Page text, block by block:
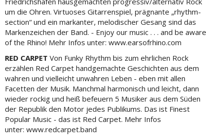
um die Ohren. Virtuoses Gitarrenspiel, prägnante „rhythm-
section“ und ein markanter, melodischer Gesang sind das
Markenzeichen der Band. - Enjoy our music . . . and be aware
of the Rhino! Mehr Infos unter: www.earsofrhino.com
RED CARPET Von Funky Rhythm bis zum ehrlichen Rock
erzählen Red Carpet handgemachte Geschichten aus dem
wahren und vielleicht unwahren Leben - eben mit allen
Facetten der Musik. Manchmal harmonisch und leicht, dann
wieder rockig und heiß befeuern 5 Musiker aus dem Süden
der Republik den Motor jedes Publikums. Das ist Finest
Popular Music - das ist Red Carpet. Mehr Infos
unter: www.redcarpet.band